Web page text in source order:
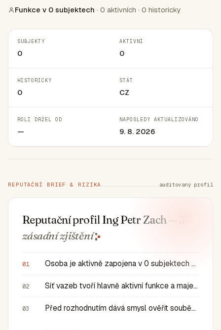
Funkce v 0 subjektech · 0 aktivních · 0 historicky
SUBJEKTY
0
AKTIVNÍ
0
HISTORICKY
0
STÁT
CZ
ROLI DRŽEL OD
—
NAPOSLEDY AKTUALIZOVÁNO
9. 8. 2026
REPUTAČNÍ BRIEF & RIZIKA auditovaný profil
Reputační profil Ing Petr Zach— 3
zásadnízjištění
01 Osoba je aktivně zapojena v 0 subjektech a má 0 historic…
02 Síť vazeb tvoří hlavně aktivní funkce a majetkové role v…
03 Před rozhodnutím dává smysl ověřit souběh rolí, historic…